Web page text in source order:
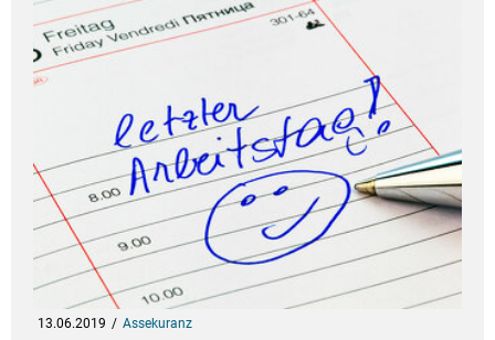
13.06.2019 Assekuranz